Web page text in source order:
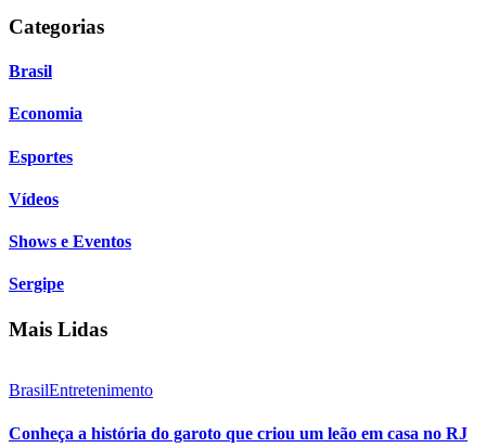
Categorias
Brasil
Economia
Esportes
Vídeos
Shows e Eventos
Sergipe
Mais Lidas
BrasilEntretenimento
Conheça a história do garoto que criou um leão em casa no RJ